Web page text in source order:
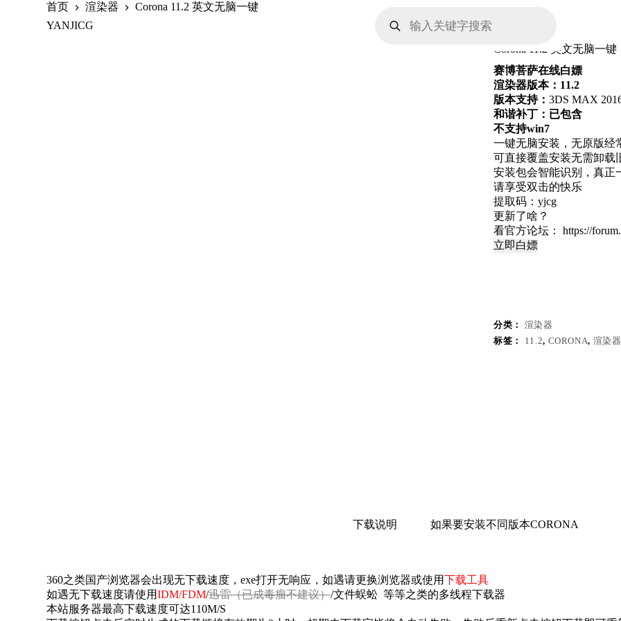
YANJICG
search
首页 渲染器 Corona 11.2 英文无脑一键
Corona 11.2 英文无脑一键
赛博菩萨在线白嫖
渲染器版本：11.2
版本支持： 3DS MAX
和谐补丁：已包含
不支持win7
一键无脑安装，无原版经
可直接覆盖安装无需卸载
安装包会智能识别，真正
请享受双击的快乐
提取码：yjcg
更新了啥？
看官方论坛： https://
立即白嫖
分类： 渲染器
标签： 11.2, CORONA, 渲染器
下载说明 如果要安装不同版本CORONA
360之类国产浏览器会出现无下载速度，exe打开无响应，如遇请更换浏览器或使用下载工具
如遇无下载速度请使用IDM/FDM/迅雷（已成毒瘤不建议）/文件蜈蚣 等等之类的多线程下载器
本站服务器最高下载速度可达110M/S